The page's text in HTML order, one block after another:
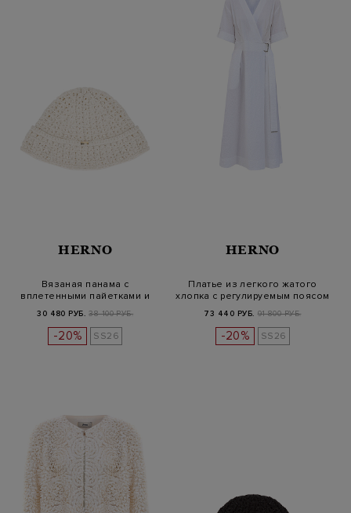
HERNO
Вязаная панама с
вплетенными пайетками и
30 480 РУБ. 38 100 РУБ.
-20% SS26
HERNO
Платье из легкого жатого
хлопка с регулируемым поясом
73 440 РУБ. 91 800 РУБ.
-20% SS26